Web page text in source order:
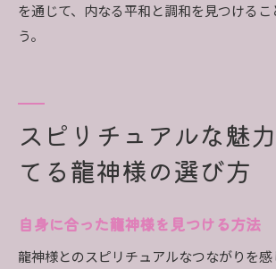
を通じて、内なる平和と調和を見つけるこ
う。
スピリチュアルな魅
てる龍神様の選び方
自身に合った龍神様を見つける方法
龍神様とのスピリチュアルなつながりを